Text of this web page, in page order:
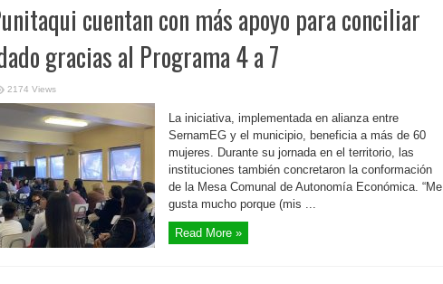
cuentan con más apoyo para conciliar
gracias al Programa 4 a 7
2174 Views
La iniciativa, implementada en alianza entre
SernamEG y el municipio, beneficia a más de 60
mujeres. Durante su jornada en el territorio, las
instituciones también concretaron la conformación
de la Mesa Comunal de Autonomía Económica. “Me
gusta mucho porque (mis ...
Read More »